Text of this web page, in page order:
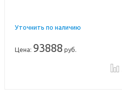
Уточнить по наличию
Цена: 93888 руб.